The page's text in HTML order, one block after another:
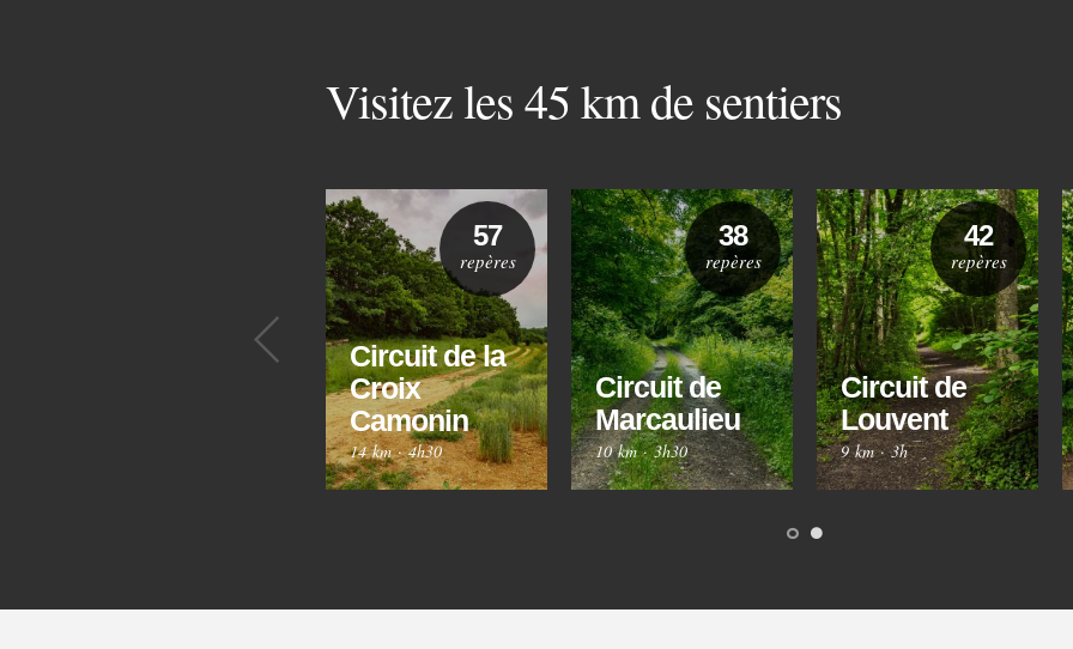
Visitez les 45 km de sentiers
Précédent
Circuit de la
Croix
Camonin
14 km·4h30
57
repères
Circuit de
Marcaulieu
10 km·3h30
38
repères
Circuit de
Louvent
9 km·3h
42
repères